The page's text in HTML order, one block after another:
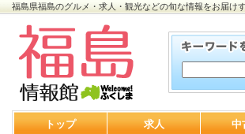
福島県福島のグルメ・求人・観光などの旬な情報をお届け
トップ 求人 中